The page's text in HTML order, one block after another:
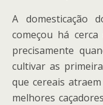
A domesticação
começou há
precisamente
cultivar as
que cereais
melhores